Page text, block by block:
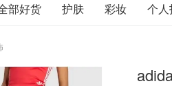
部好货 护肤 彩妆 个人